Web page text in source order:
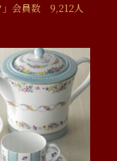
」会員数 9,212人